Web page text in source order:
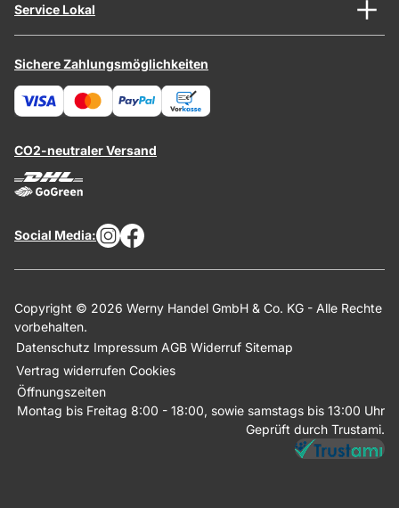
Service Lokal
Sichere Zahlungsmöglichkeiten
CO2-neutraler Versand
Social Media:
Copyright © 2026 Werny Handel GmbH & Co. KG - Alle Rechte
vorbehalten.
Datenschutz Impressum AGB Widerruf Sitemap
Vertrag widerrufen Cookies
Öffnungszeiten
Montag bis Freitag 8:00 - 18:00, sowie samstags bis 13:00 Uhr
Geprüft durch Trustami.